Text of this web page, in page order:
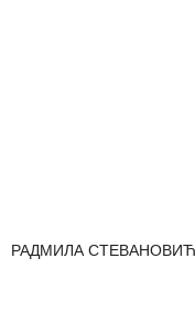
РАДМИЛА СТЕВАНОВИЋ